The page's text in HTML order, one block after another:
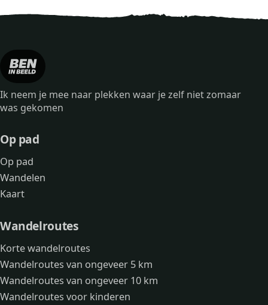
Ik neem je mee naar plekken waar je zelf niet zomaar
was gekomen
Op pad
Op pad
Wandelen
Kaart
Wandelroutes
Korte wandelroutes
Wandelroutes van ongeveer 5 km
Wandelroutes van ongeveer 10 km
Wandelroutes voor kinderen